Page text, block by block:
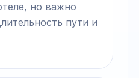
но важно
пути и